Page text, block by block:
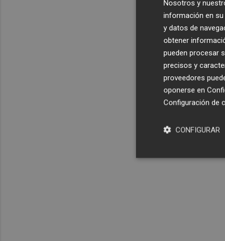
Nosotros y
información en
y datos de
obtener
pueden procesar
precisos y
proveedores
oponerse en
Configuración de
CONFIGURAR